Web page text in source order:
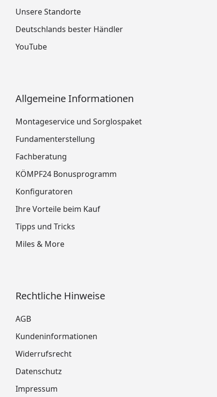
Unsere Standorte
Deutschlands bester Händler
YouTube
Allgemeine Informationen
Montageservice und Sorglospaket
Fundamenterstellung
Fachberatung
KÖMPF24 Bonusprogramm
Konfiguratoren
Ihre Vorteile beim Kauf
Tipps und Tricks
Miles & More
Rechtliche Hinweise
AGB
Kundeninformationen
Widerrufsrecht
Datenschutz
Impressum